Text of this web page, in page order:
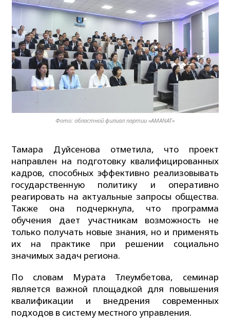
Фото: областной филиал партии «AMANAT»
Тамара Дуйсенова отметила, что проект
направлен на подготовку квалифицированных
кадров, способных эффективно реализовывать
государственную политику и оперативно
реагировать на актуальные запросы общества.
Также она подчеркнула, что программа
обучения дает участникам возможность не
только получать новые знания, но и применять
их на практике при решении социально
значимых задач региона.
По словам Мурата Тлеумбетова, семинар
является важной площадкой для повышения
квалификации и внедрения современных
подходов в систему местного управления.